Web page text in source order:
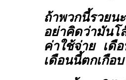
ถ้าพวกนี้รวยน
อย่าคิดว่ามัน
ค่าใช้จ่าย เดื
เดือนนี้ตกเกื